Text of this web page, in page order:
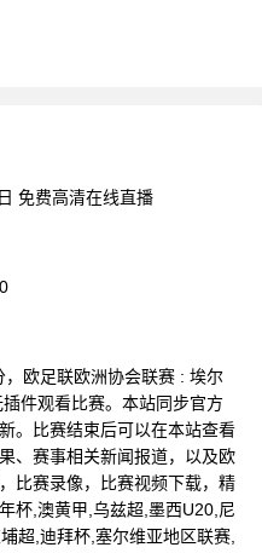
免费高清在线直播
欧足联欧洲协会联赛 : 埃尔
件观看比赛。本站同步官方
。比赛结束后可以在本站查看
、赛事相关新闻报道，以及欧
比赛录像，比赛视频下载，精
杯,澳黄甲,乌兹超,墨西U20,尼
超,迪拜杯,塞尔维亚地区联赛,